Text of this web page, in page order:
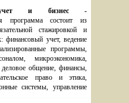
учет и бизнес -
программа состоит из
стажировкой и
финансовый учет, ведение
программы,
микроэкономика,
деловое общение, финансы,
право и этика,
системы, управление